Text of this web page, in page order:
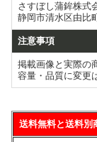
さすぼし蒲鉾株式
静岡市清水区由比
注意事項
掲載画像と実際の
容量・品質に変更
送料無料と送料別